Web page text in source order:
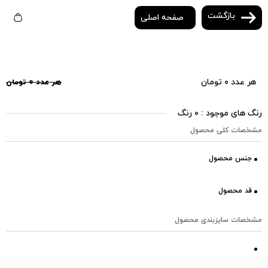
بازگشت صفحه اصلی
هر عدد ۰ تومان هر عدد ۰ تومان
رنگ های موجود : ۰ رنگ
مشخصات کلی محصول
جنس محصول
قد محصول
مشخصات سایزبندی محصول